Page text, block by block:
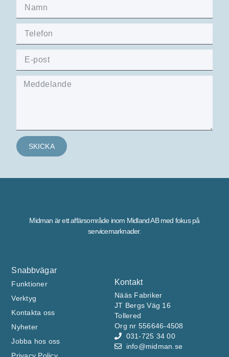
SKICKA
Midman är ett affärsområde inom Midland AB med fokus på
servicemarknader.
Snabbvägar
Funktioner
Verktyg
Kontakta oss
Nyheter
Jobba hos oss
Kontakt
Nääs Fabriker
JT Bergs Väg 16
Tollered
Org nr 556646-4508
031-725 34 00
info@midman.se